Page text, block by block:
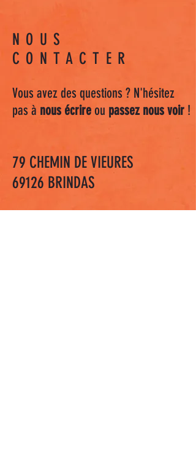
NOUS
CONTACTER
Vous avez des questions ? N'hésitez
pas à nous écrireou passez nous voir !
79 CHEMIN DE VIEURES
69126 BRINDAS